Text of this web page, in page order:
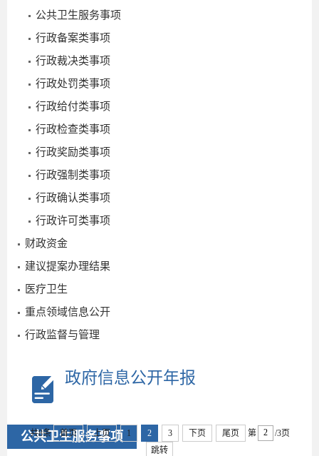
公共卫生服务事项
行政备案类事项
行政裁决类事项
行政处罚类事项
行政给付类事项
行政检查类事项
行政奖励类事项
行政强制类事项
行政确认类事项
行政许可类事项
财政资金
建议提案办理结果
医疗卫生
重点领域信息公开
行政监督与管理
政府信息公开年报
公共卫生服务事项
共8条 首页 上页 1 2 3 下页 尾页 第
/3页
跳转